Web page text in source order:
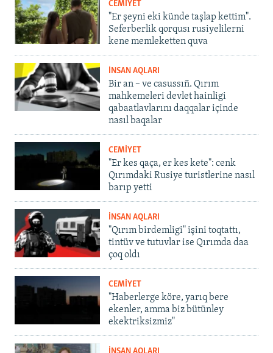
CEMİYET
"Er şeyni eki künde taşlap kettim".
Seferberlik qorqusı rusiyelilerni
kene memleketten quva
İNSAN AQLARI
Bir an – ve casussıñ. Qırım
mahkemeleri devlet hainligi
qabaatlavlarını daqqalar içinde
nasıl baqalar
CEMİYET
"Er kes qaça, er kes kete": cenk
Qırımdaki Rusiye turistlerine nasıl
barıp yetti
İNSAN AQLARI
"Qırım birdemligi" işini toqtattı,
tintüv ve tutuvlar ise Qırımda daa
çoq oldı
CEMİYET
"Haberlerge köre, yarıq bere
ekenler, amma biz bütünley
ekektriksizmiz"